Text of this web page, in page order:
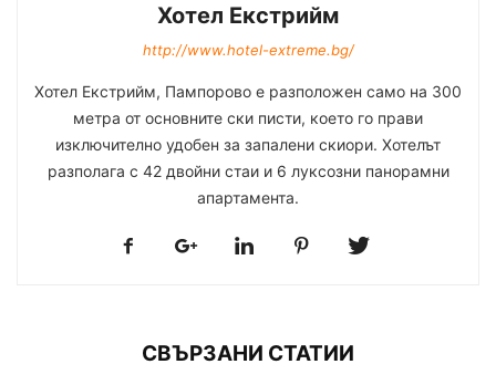
Хотел Екстрийм
http://www.hotel-extreme.bg/
Хотел Екстрийм, Пампорово е разположен само на 300
метра от основните ски писти, което го прави
изключително удобен за запалени скиори. Хотелът
разполага с 42 двойни стаи и 6 луксозни панорамни
апартамента.
СВЪРЗАНИ СТАТИИ